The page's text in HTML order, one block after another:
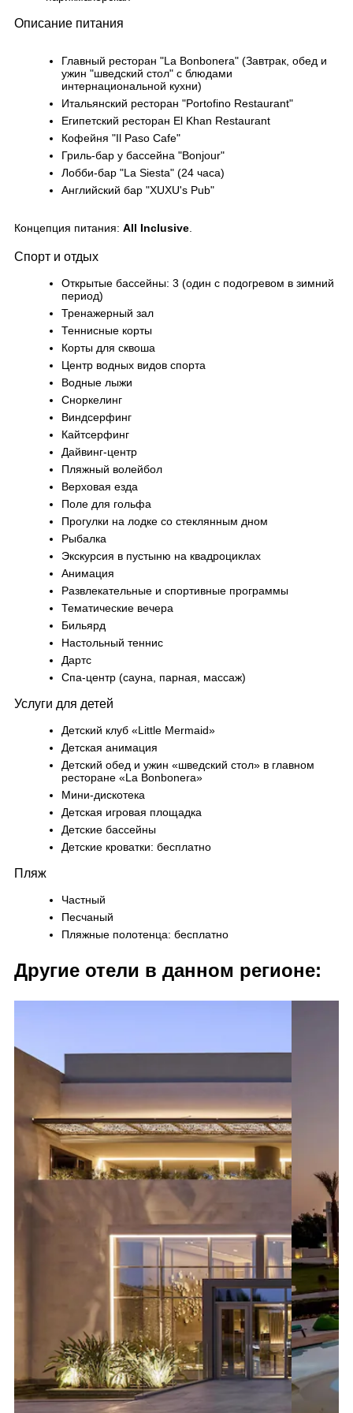
Описание питания
Главный ресторан "La Bonbonera" (Завтрак, обед и
ужин "шведский стол" с блюдами
интернациональной кухни)
Итальянский ресторан "Portofino Restaurant"
Египетский ресторан El Khan Restaurant
Кофейня "Il Paso Cafe"
Гриль-бар у бассейна "Bonjour"
Лобби-бар "La Siesta" (24 часа)
Английский бар "XUXU's Pub"
Концепция питания: All Inclusive
Спорт и отдых
Открытые бассейны: 3 (один с подогревом в зимний
период)
Тренажерный зал
Теннисные корты
Корты для сквоша
Центр водных видов спорта
Водные лыжи
Сноркелинг
Виндсерфинг
Кайтсерфинг
Дайвинг-центр
Пляжный волейбол
Верховая езда
Поле для гольфа
Прогулки на лодке со стеклянным дном
Рыбалка
Экскурсия в пустыню на квадроциклах
Анимация
Развлекательные и спортивные программы
Тематические вечера
Бильярд
Настольный теннис
Дартс
Спа-центр (сауна, парная, массаж)
Услуги для детей
Детский клуб «Little Mermaid»
Детская анимация
Детский обед и ужин «шведский стол» в главном
ресторане «La Bonbonera»
Мини-дискотека
Детская игровая площадка
Детские бассейны
Детские кроватки: бесплатно
Пляж
Частный
Песчаный
Пляжные полотенца: бесплатно
Другие отели в данном регионе: